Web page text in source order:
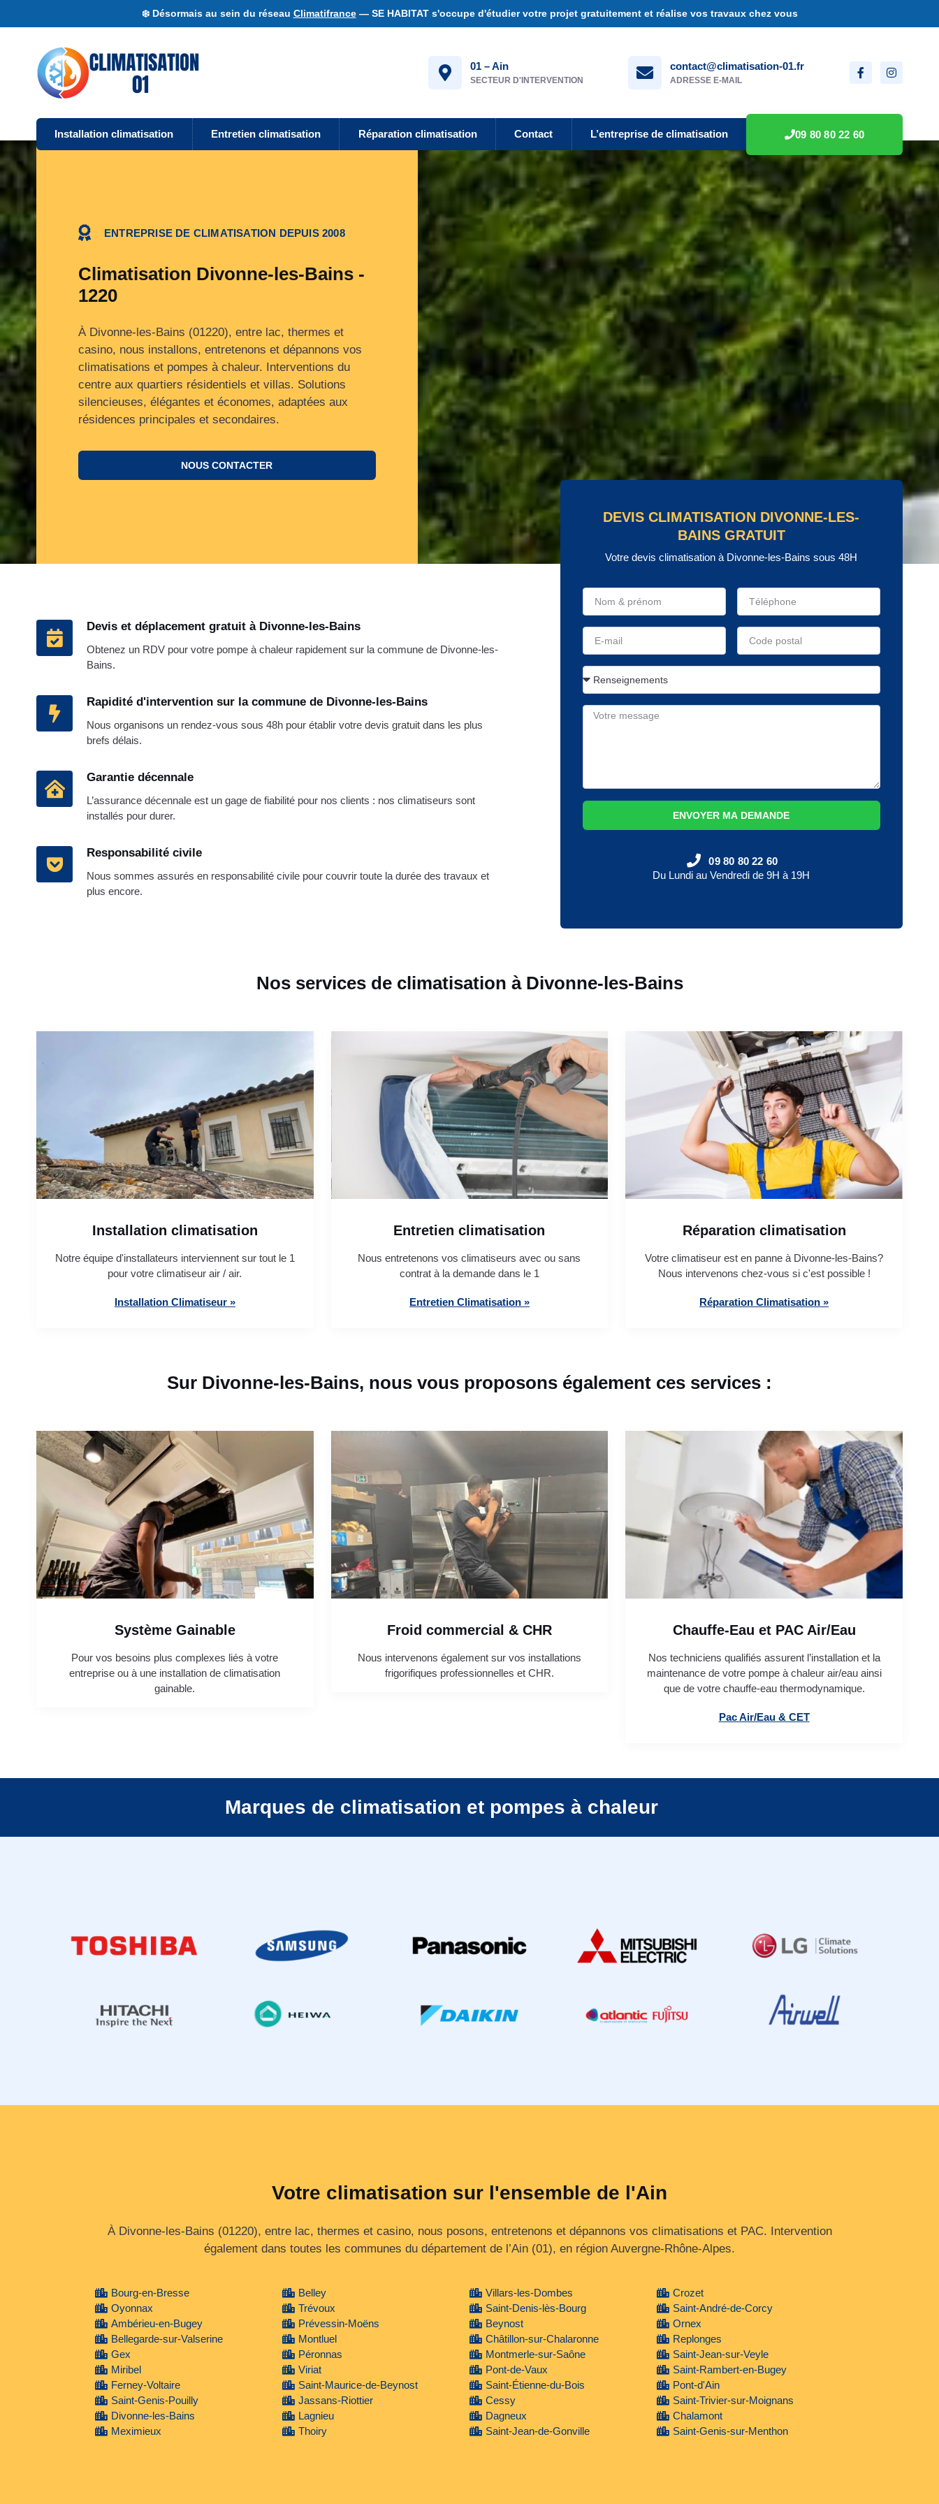
❄️ Désormais au sein du réseau Climatifrance— SE HABITAT s'occupe d'étudier votre projet gratuitement et réalise vos travaux chez vous
01 – Ain
SECTEUR D'INTERVENTION
contact@climatisation-01.fr
ADRESSE E-MAIL
Installation climatisation Entretien climatisation Réparation climatisation Contact L’entreprise de climatisation 09 80 80 22 60
ENTREPRISE DE CLIMATISATION DEPUIS 2008
Climatisation Divonne-les-Bains -
1220
À Divonne‑les‑Bains (01220), entre lac, thermes et
casino, nous installons, entretenons et dépannons vos
climatisations et pompes à chaleur. Interventions du
centre aux quartiers résidentiels et villas. Solutions
silencieuses, élégantes et économes, adaptées aux
résidences principales et secondaires.
NOUS CONTACTER
Devis et déplacement gratuit à Divonne-les-Bains
Obtenez un RDV pour votre pompe à chaleur rapidement sur la commune de Divonne-les-
Bains.
Rapidité d'intervention sur la commune de Divonne-les-Bains
Nous organisons un rendez-vous sous 48h pour établir votre devis gratuit dans les plus
brefs délais.
Garantie décennale
L’assurance décennale est un gage de fiabilité pour nos clients : nos climatiseurs sont
installés pour durer.
Responsabilité civile
Nous sommes assurés en responsabilité civile pour couvrir toute la durée des travaux et
plus encore.
DEVIS CLIMATISATION DIVONNE-LES-
BAINS GRATUIT
Votre devis climatisation à Divonne-les-Bains sous 48H
ENVOYER MA DEMANDE
09 80 80 22 60
Du Lundi au Vendredi de 9H à 19H
Nos services de climatisation à Divonne-les-Bains
Installation climatisation
Notre équipe d'installateurs interviennent sur tout le 1
pour votre climatiseur air / air.
Installation Climatiseur »
Entretien climatisation
Nous entretenons vos climatiseurs avec ou sans
contrat à la demande dans le 1
Entretien Climatisation »
Réparation climatisation
Votre climatiseur est en panne à Divonne-les-Bains?
Nous intervenons chez-vous si c'est possible !
Réparation Climatisation »
Sur Divonne-les-Bains, nous vous proposons également ces services :
Système Gainable
Pour vos besoins plus complexes liés à votre
entreprise ou à une installation de climatisation
gainable.
Froid commercial & CHR
Nous intervenons également sur vos installations
frigorifiques professionnelles et CHR.
Chauffe-Eau et PAC Air/Eau
Nos techniciens qualifiés assurent l’installation et la
maintenance de votre pompe à chaleur air/eau ainsi
que de votre chauffe-eau thermodynamique.
Pac Air/Eau & CET
Marques de climatisation et pompes à chaleur
Votre climatisation sur l'ensemble de l'Ain
À Divonne‑les‑Bains (01220), entre lac, thermes et casino, nous posons, entretenons et dépannons vos climatisations et PAC. Intervention
également dans toutes les communes du département de l’Ain (01), en région Auvergne‑Rhône‑Alpes.
Bourg-en-Bresse
Oyonnax
Ambérieu-en-Bugey
Bellegarde-sur-Valserine
Gex
Miribel
Ferney-Voltaire
Saint-Genis-Pouilly
Divonne-les-Bains
Meximieux
Belley
Trévoux
Prévessin-Moëns
Montluel
Péronnas
Viriat
Saint-Maurice-de-Beynost
Jassans-Riottier
Lagnieu
Thoiry
Villars-les-Dombes
Saint-Denis-lès-Bourg
Beynost
Châtillon-sur-Chalaronne
Montmerle-sur-Saône
Pont-de-Vaux
Saint-Étienne-du-Bois
Cessy
Dagneux
Saint-Jean-de-Gonville
Crozet
Saint-André-de-Corcy
Ornex
Replonges
Saint-Jean-sur-Veyle
Saint-Rambert-en-Bugey
Pont-d'Ain
Saint-Trivier-sur-Moignans
Chalamont
Saint-Genis-sur-Menthon